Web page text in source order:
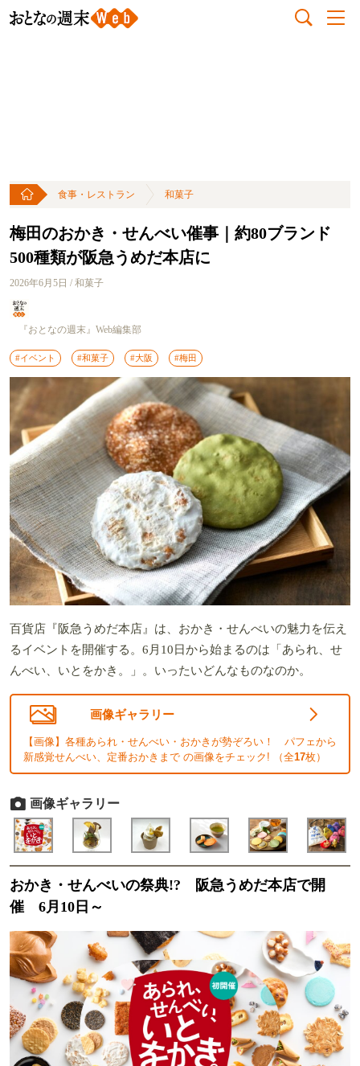
食事・レストラン 和菓子
梅田のおかき・せんべい催事｜約80ブランド
500種類が阪急うめだ本店に
2026年6月5日 / 和菓子
『おとなの週末』Web編集部
#イベント #和菓子 #大阪 #梅田
百貨店『阪急うめだ本店』は、おかき・せんべいの魅力を伝え
るイベントを開催する。6月10日から始まるのは「あられ、せ
んべい、いとをかき。」。いったいどんなものなのか。
画像ギャラリー
【画像】各種あられ・せんべい・おかきが勢ぞろい！ パフェから
新感覚せんべい、定番おかきまで の画像をチェック! （全17枚）
画像ギャラリー
おかき・せんべいの祭典!? 阪急うめだ本店で開
催 6月10日～